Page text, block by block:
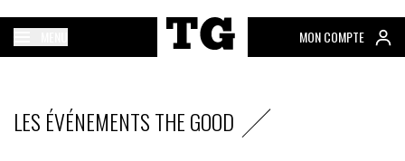
MON COMPTE
LES ÉVÉNEMENTS THE GOOD